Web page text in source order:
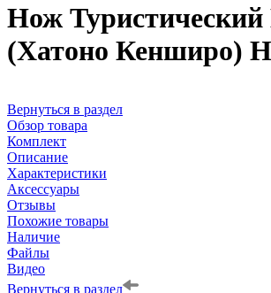
Нож Туристический
(Хатоно Кенширо)
Вернуться в раздел
Обзор товара
Комплект
Описание
Характеристики
Аксессуары
Отзывы
Похожие товары
Наличие
Файлы
Видео
Вернуться в раздел